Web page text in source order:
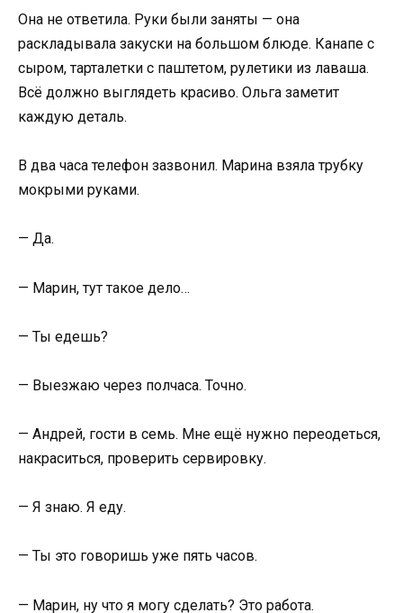
Она не ответила. Руки были заняты — она
раскладывала закуски на большом блюде. Канапе с
сыром, тарталетки с паштетом, рулетики из лаваша.
Всё должно выглядеть красиво. Ольга заметит
каждую деталь.
В два часа телефон зазвонил. Марина взяла трубку
мокрыми руками.
— Да.
— Марин, тут такое дело…
— Ты едешь?
— Выезжаю через полчаса. Точно.
— Андрей, гости в семь. Мне ещё нужно переодеться,
накраситься, проверить сервировку.
— Я знаю. Я еду.
— Ты это говоришь уже пять часов.
— Марин, ну что я могу сделать? Это работа.